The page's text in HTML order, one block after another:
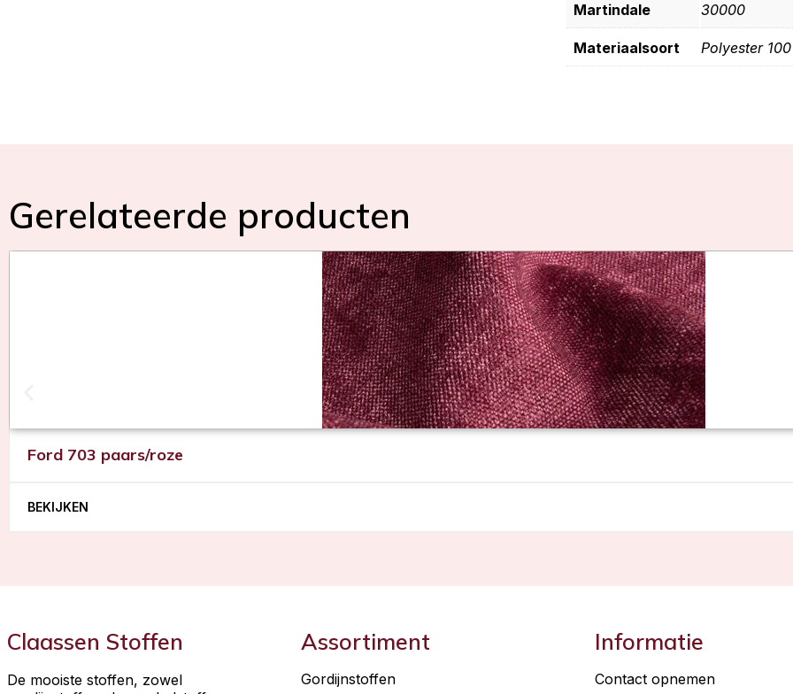
Martindale 30000
Materiaalsoort Polyester
Gerelateerde producten
Ford 703 paars/roze
BEKIJKEN
Claassen Stoffen
De mooiste stoffen, zowel
Assortiment
Gordijnstoffen
Informatie
Contact opnemen